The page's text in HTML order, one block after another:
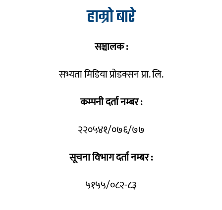
हाम्रो बारे
सञ्चालक :
सभ्यता मिडिया प्रोडक्सन प्रा. लि.
कम्पनी दर्ता नम्बर :
२२०५४१/०७६/७७
सूचना विभाग दर्ता नम्बर :
५१५५/०८२-८३